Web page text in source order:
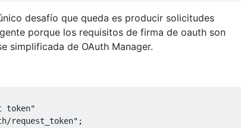
desafío que queda es producir solicitudes
porque los requisitos de firma de oauth son
simplificada de OAuth Manager.
token"
request_token" ;